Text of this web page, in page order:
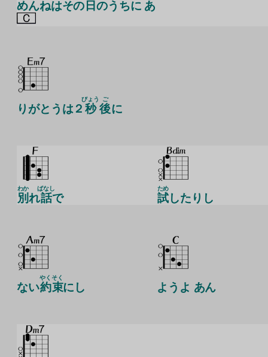
めんねはその 日のうちに あ
りがとうは２ 秒
びょう
後
ご
に
別
わか
れ話
ばなし
で 試
ため
したりし
ない約
やく
束
そく
にし ようよ あん